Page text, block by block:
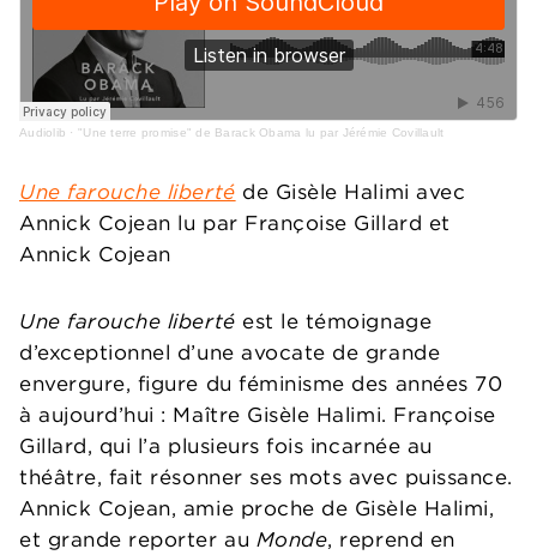
Audiolib · "Une terre promise" de Barack Obama lu par Jérémie Covillault
Une farouche liberté de Gisèle Halimi avec
Annick Cojean lu par Françoise Gillard et
Annick Cojean
Une farouche liberté est le témoignage
d’exceptionnel d’une avocate de grande
envergure, figure du féminisme des années 70
à aujourd’hui : Maître Gisèle Halimi. Françoise
Gillard, qui l’a plusieurs fois incarnée au
théâtre, fait résonner ses mots avec puissance.
Annick Cojean, amie proche de Gisèle Halimi,
et grande reporter au Monde, reprend en